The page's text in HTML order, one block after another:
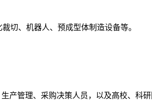
切、机器人、预成型体制造设备等。
产管理、采购决策人员，以及高校、科研